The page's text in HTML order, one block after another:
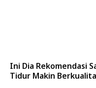
Ini Dia Rekomendasi
Tidur Makin